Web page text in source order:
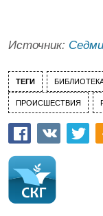
Источник:
ТЕГИ
ПРОИСШЕСТВИЯ